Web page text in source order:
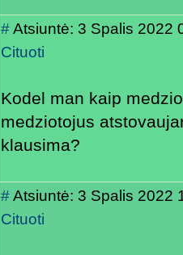
#Atsiuntė: 3 Spalis 2022
Cituoti
Kodel man kaip
medziotojus
klausima?
#Atsiuntė: 3 Spalis 2022
Cituoti